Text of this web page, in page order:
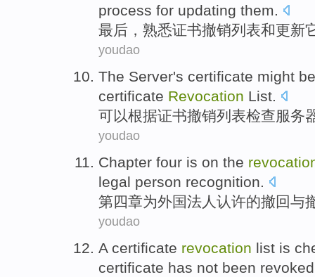
process for updating them.
最后 ， 熟悉证书撤销列表和更新
youdao
The Server's certificate might
certificate Revocation List.
可以根据证书撤销列表检查服务
youdao
Chapter four is on the
legal person recognition.
第四章为外国法人 认许的撤回与
youdao
A certificate revocation list is
certificate has not been revoked